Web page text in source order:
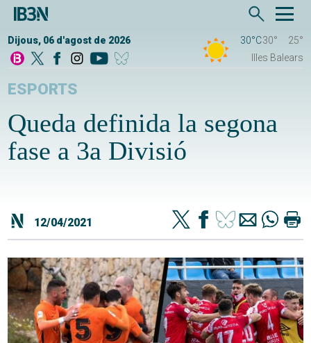
Dijous, 06 d'agost de 2026 30°C30°
25°
Illes Balears
ESPORTS
Queda definida la segona
fase a 3a Divisió
12/04/2021